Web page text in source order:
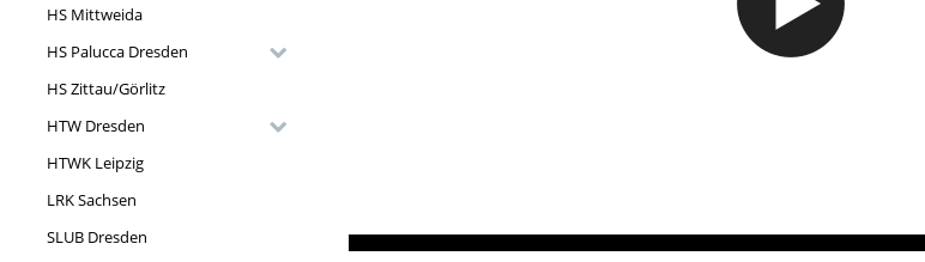
HS Mittweida
HS Palucca Dresden
HS Zittau/Görlitz
HTW Dresden
HTWK Leipzig
LRK Sachsen
SLUB Dresden